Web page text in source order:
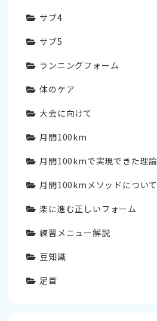
サブ4
サブ5
ランニングフォーム
体のケア
大会に向けて
月間100km
月間100kmで実現できた理論
月間100kmメソッドについて
楽に進む正しいフォーム
練習メニュー解説
豆知識
足首